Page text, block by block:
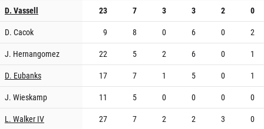
D. Vassell
23 7 3 3 2
0
D. Cacok
9 8 0 6 0
2
J. Hernangomez
22 5 2 6 0
1
D. Eubanks
17 7 1 5 0
1
J. Wieskamp
11 5 0 0 0
0
L. Walker IV
27 7 2 2 3
0